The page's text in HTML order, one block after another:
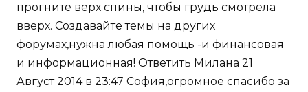
прогните верх спины, чтобы грудь смотрела
вверх. Создавайте темы на других
форумах,нужна любая помощь -и финансовая
и информационная! Ответить Милана 21
Август 2014 в 23:47 София,огромное спасибо за